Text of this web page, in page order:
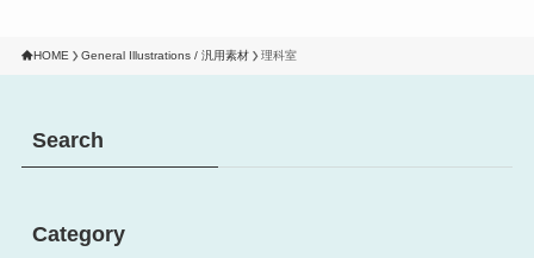
HOME General Illustrations / 汎用素材 理科室
Search
Category